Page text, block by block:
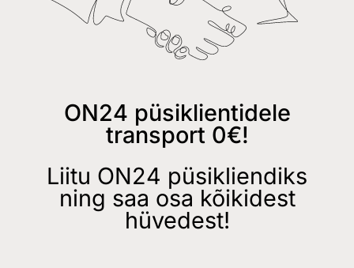
ON24 püsiklientidele
transport 0€!
Liitu ON24 püsikliendiks
ning saa osa kõikidest
hüvedest!